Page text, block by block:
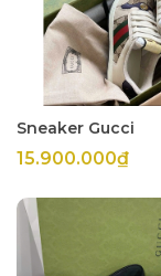
Sneaker Gucci
15.900.000₫